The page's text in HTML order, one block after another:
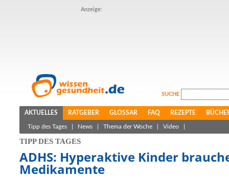
Anzeige:
SUCHE
AKTUELLES RATGEBER GLOSSAR FAQ REZEPTE
Tipp des Tages News Thema der Woche Video
TIPP DES TAGES
ADHS: Hyperaktive Kinder
Medikamente